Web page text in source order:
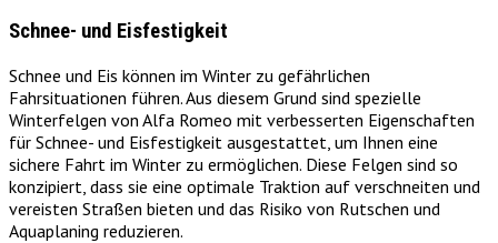
Schnee- und Eisfestigkeit
Schnee und Eis können im Winter zu gefährlichen
Fahrsituationen führen. Aus diesem Grund sind spezielle
Winterfelgen von Alfa Romeo mit verbesserten Eigenschaften
für Schnee- und Eisfestigkeit ausgestattet, um Ihnen eine
sichere Fahrt im Winter zu ermöglichen. Diese Felgen sind so
konzipiert, dass sie eine optimale Traktion auf verschneiten und
vereisten Straßen bieten und das Risiko von Rutschen und
Aquaplaning reduzieren.